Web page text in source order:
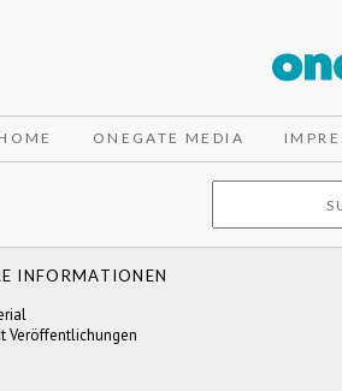
ONEGATE MEDIA
INFORMATIONEN
Veröffentlichungen